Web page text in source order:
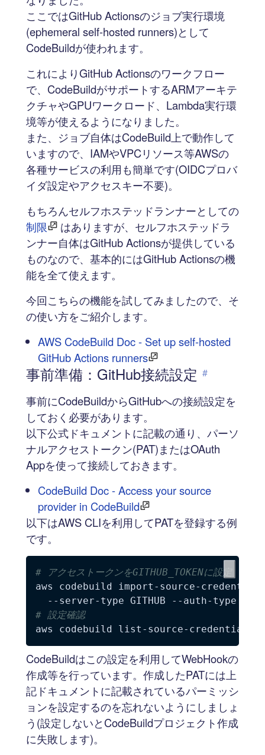
ここではGitHub Actionsのジョブ実行環境
(ephemeral self-hosted runners)として
CodeBuildが使われます。
これによりGitHub Actionsのワークフロー
で、CodeBuildがサポートするARMアーキテ
クチャやGPUワークロード、Lambda実行環
境等が使えるようになりました。
また、ジョブ自体はCodeBuild上で動作して
いますので、IAMやVPCリソース等AWSの
各種サービスの利用も簡単です(OIDCプロバ
イダ設定やアクセスキー不要)。
もちろんセルフホステッドランナーとしての
制限
はありますが、セルフホステッドラ
ンナー自体はGitHub Actionsが提供している
ものなので、基本的にはGitHub Actionsの機
能を全て使えます。
今回こちらの機能を試してみましたので、そ
の使い方をご紹介します。
AWS CodeBuild Doc - Set up self-hosted
GitHub Actions runners
事前準備：GitHub接続設定 #
事前にCodeBuildからGitHubへの接続設定を
しておく必要があります。
以下公式ドキュメントに記載の通り、パーソ
ナルアクセストークン(PAT)またはOAuth
Appを使って接続しておきます。
CodeBuild Doc - Access your source
provider in CodeBuild
以下はAWS CLIを利用してPATを登録する例
です。
# アクセストークンをGITHUB_TOKENに設定
aws codebuild import-source-
# 設定確認
CodeBuildはこの設定を利用してWebHookの
作成等を行っています。作成したPATには上
記ドキュメントに記載されているパーミッシ
ョンを設定するのを忘れないようにしましょ
う(設定しないとCodeBuildプロジェクト作成
に失敗します)。